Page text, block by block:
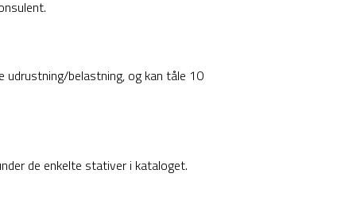
belastning, og kan tåle 10
de enkelte stativer i kataloget.